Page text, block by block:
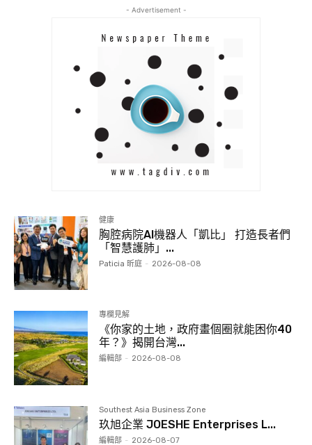
- Advertisement -
健康
胸腔病院AI機器人「凱比」 打造長者們
「智慧護肺」...
Paticia 昕庭 - 2026-08-08
專欄見解
《你家的土地，政府畫個圈就能困你40
年？》揭開台灣...
編輯部 - 2026-08-08
Southest Asia Business Zone
玖旭企業 JOESHE Enterprises L...
編輯部 - 2026-08-07